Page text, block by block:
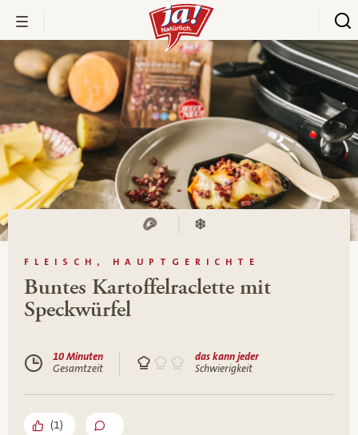
FLEISCH, HAUPTGERICHTE
Buntes Kartoffelraclette mit
Speckwürfel
10 Minuten
Gesamtzeit
das kann jeder
Schwierigkeit
(1)